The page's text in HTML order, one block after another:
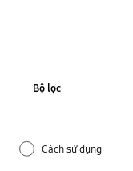
Bộ lọc
Cách sử dụng